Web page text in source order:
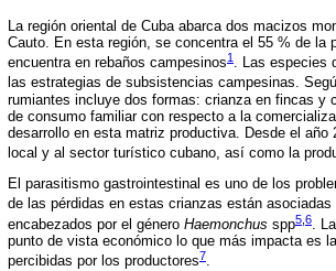
La región oriental de Cuba abarca dos macizos
Cauto. En esta región, se concentra el 55 % de
encuentra en rebaños campesinos1 . Las especies
las estrategias de subsistencias campesinas.
rumiantes incluye dos formas: crianza en fincas y
de consumo familiar con respecto a la
desarrollo en esta matriz productiva. Desde el
local y al sector turístico cubano, así como la
El parasitismo gastrointestinal es uno de los
de las pérdidas en estas crianzas están
encabezados por el género Haemonchus spp5 6
.
punto de vista económico lo que más impacta es
percibidas por los productores7.